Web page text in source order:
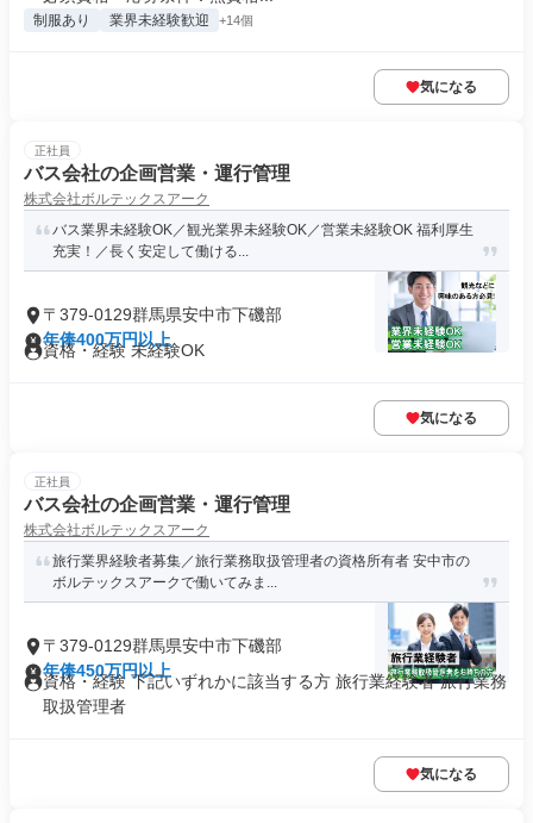
制服あり 業界未経験歓迎 +14個
気になる
正社員
バス会社の企画営業・運行管理
株式会社ボルテックスアーク
バス業界未経験OK／観光業界未経験OK／営業未経験OK 福利厚生
充実！／長く安定して働ける...
〒379-0129群馬県安中市下磯部
年俸400万円以上
資格・経験 未経験OK
気になる
正社員
バス会社の企画営業・運行管理
株式会社ボルテックスアーク
旅行業界経験者募集／旅行業務取扱管理者の資格所有者 安中市の
ボルテックスアークで働いてみま...
〒379-0129群馬県安中市下磯部
年俸450万円以上
資格・経験 下記いずれかに該当する方 旅行業経験者 旅行業務
取扱管理者
気になる